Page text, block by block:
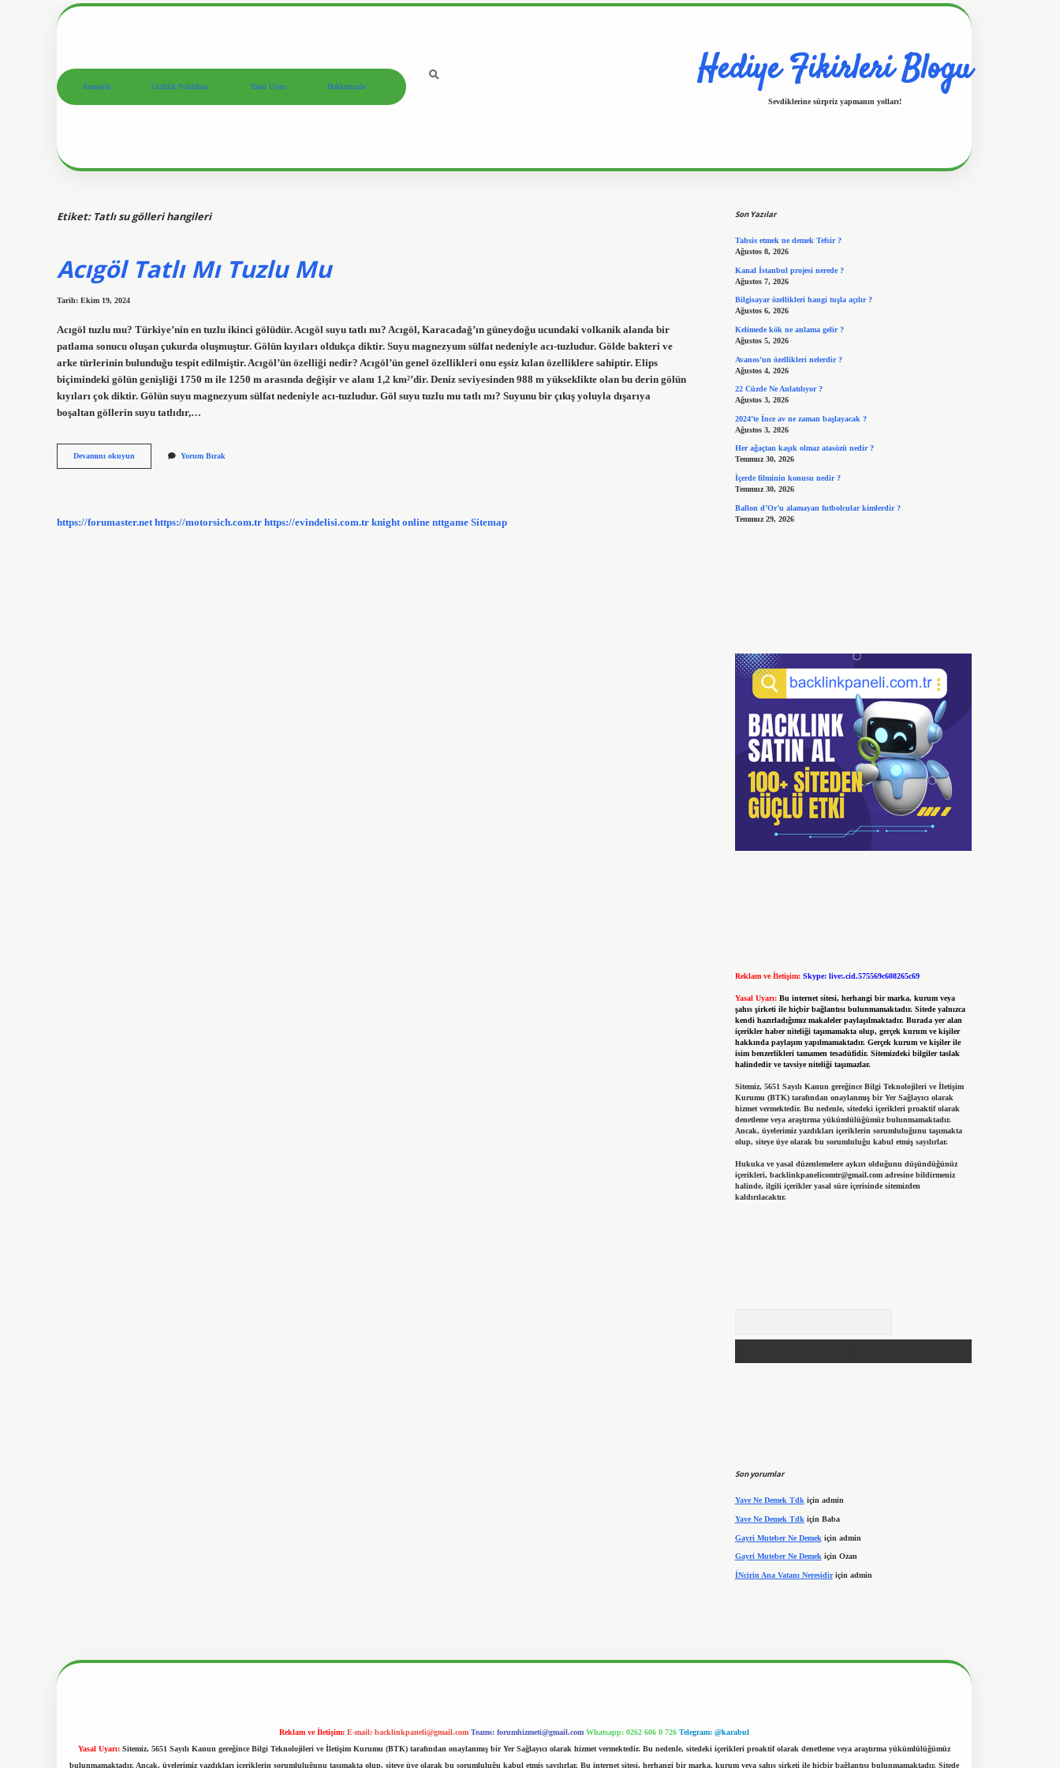
Anasayfa Gizlilik Politikası Yasal Uyarı Hakkımızda Hediye Fikirleri Blogu
Sevdiklerine sürpriz yapmanın yolları!
Etiket: Tatlı su gölleri hangileri
Acıgöl Tatlı Mı Tuzlu Mu
Tarih: Ekim 19, 2024
Acıgöl tuzlu mu? Türkiye’nin en tuzlu ikinci gölüdür. Acıgöl suyu tatlı mı? Acıgöl, Karacadağ’ın güneydoğu ucundaki volkanik alanda bir
patlama sonucu oluşan çukurda oluşmuştur. Gölün kıyıları oldukça diktir. Suyu magnezyum sülfat nedeniyle acı-tuzludur. Gölde bakteri ve
arke türlerinin bulunduğu tespit edilmiştir. Acıgöl’ün özelliği nedir? Acıgöl’ün genel özellikleri onu eşsiz kılan özelliklere sahiptir. Elips
biçimindeki gölün genişliği 1750 m ile 1250 m arasında değişir ve alanı 1,2 km²’dir. Deniz seviyesinden 988 m yükseklikte olan bu derin gölün
kıyıları çok diktir. Gölün suyu magnezyum sülfat nedeniyle acı-tuzludur. Göl suyu tuzlu mu tatlı mı? Suyunu bir çıkış yoluyla dışarıya
boşaltan göllerin suyu tatlıdır,…
Devamını okuyun
Tatlı
Yorum Bırak
https://forumaster.net https://motorsich.com.tr https://evindelisi.com.tr knight online nttgame Sitemap
Son Yazılar
Tahsis etmek ne demek Tefsir ?
Ağustos 8, 2026
Kanal İstanbul projesi nerede ?
Ağustos 7, 2026
Bilgisayar özellikleri hangi tuşla açılır ?
Ağustos 6, 2026
Kelimede kök ne anlama gelir ?
Ağustos 5, 2026
Avanos’un özellikleri nelerdir ?
Ağustos 4, 2026
22 Cüzde Ne Anlatılıyor ?
Ağustos 3, 2026
2024’te İnce av ne zaman başlayacak ?
Ağustos 3, 2026
Her ağaçtan kaşık olmaz atasözü nedir ?
Temmuz 30, 2026
İçerde filminin konusu nedir ?
Temmuz 30, 2026
Ballon d’Or’u alamayan futbolcular kimlerdir ?
Temmuz 29, 2026
Reklam ve İletişim: Skype: live:.cid.575569c608265c69
Yasal Uyarı: Bu internet sitesi, herhangi bir marka, kurum veya
şahıs şirketi ile hiçbir bağlantısı bulunmamaktadır. Sitede yalnızca
kendi hazırladığımız makaleler paylaşılmaktadır. Burada yer alan
içerikler haber niteliği taşımamakta olup, gerçek kurum ve kişiler
hakkında paylaşım yapılmamaktadır. Gerçek kurum ve kişiler ile
isim benzerlikleri tamamen tesadüfidir. Sitemizdeki bilgiler taslak
halindedir ve tavsiye niteliği taşımazlar.
Sitemiz, 5651 Sayılı Kanun gereğince Bilgi Teknolojileri ve İletişim
Kurumu (BTK) tarafından onaylanmış bir Yer Sağlayıcı olarak
hizmet vermektedir. Bu nedenle, sitedeki içerikleri proaktif olarak
denetleme veya araştırma yükümlülüğümüz bulunmamaktadır.
Ancak, üyelerimiz yazdıkları içeriklerin sorumluluğunu taşımakta
olup, siteye üye olarak bu sorumluluğu kabul etmiş sayılırlar.
Hukuka ve yasal düzenlemelere aykırı olduğunu düşündüğünüz
içerikleri, backlinkpanelicomtr@gmail.comadresine bildirmeniz
halinde, ilgili içerikler yasal süre içerisinde sitemizden
kaldırılacaktır.
Son yorumlar
Yave Ne Demek Tdkiçin admin
Yave Ne Demek Tdk için Baba
Gayri Muteber Ne Demek için admin
Gayri Muteber Ne Demek için Ozan
İNcirin Ana Vatanı Neresidiriçin admin
Reklam ve İletişim: E-mail: backlinkpaneli@gmail.com Teams: forumhizmeti@gmail.com Whatsapp: 0262 606 0 726 Telegram: @karabul
Yasal Uyarı: Sitemiz, 5651 Sayılı Kanun gereğince Bilgi Teknolojileri ve İletişim Kurumu (BTK) tarafından onaylanmış bir Yer Sağlayıcı olarak hizmet vermektedir. Bu nedenle, sitedeki içerikleri proaktif olarak denetleme veya araştırma yükümlülüğümüz
bulunmamaktadır. Ancak, üyelerimiz yazdıkları içeriklerin sorumluluğunu taşımakta olup, siteye üye olarak bu sorumluluğu kabul etmiş sayılırlar. Bu internet sitesi, herhangi bir marka, kurum veya şahıs şirketi ile hiçbir bağlantısı bulunmamaktadır. Sitede